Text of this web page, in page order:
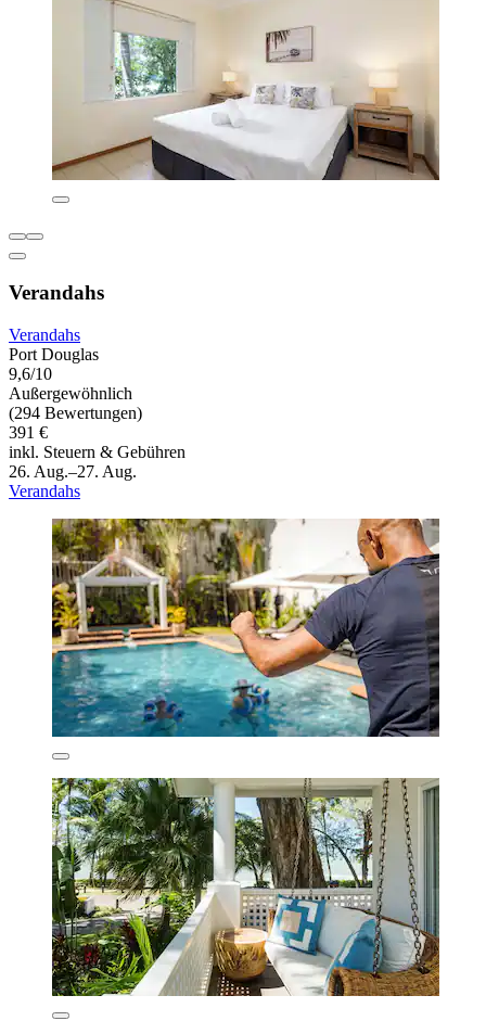
Verandahs
Verandahs
Port Douglas
9,6/10
Außergewöhnlich
(294 Bewertungen)
391 €
inkl. Steuern & Gebühren
26. Aug.–27. Aug.
Verandahs